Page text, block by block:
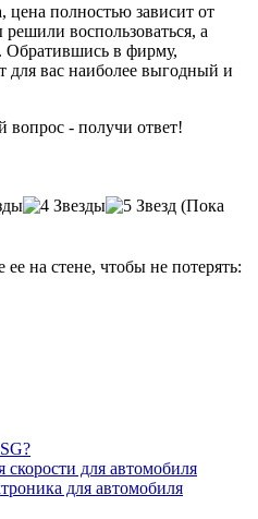
цена полностью зависит от
воспользоваться, а
Обратившись в фирму,
для вас наиболее выгодный и
вопрос - получи ответ!
(Пока
ее на стене, чтобы не потерять:
скорости для автомобиля
для автомобиля